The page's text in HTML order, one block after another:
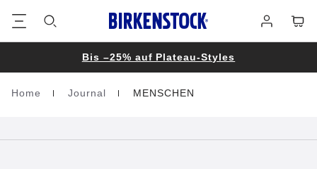
Bis –25% auf Plateau-Styles
Homepage
Home Journal MENSCHEN